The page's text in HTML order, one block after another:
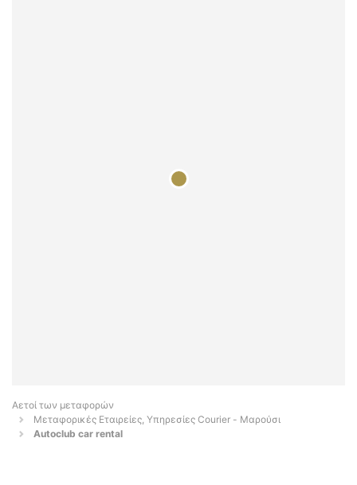
Αετοί των μεταφορών
Μεταφορικές Εταιρείες, Υπηρεσίες Courier - Μαρούσι
Autoclub car rental